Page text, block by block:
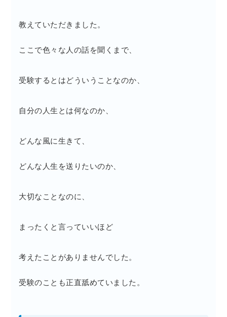
教えていただきました。
ここで色々な人の話を聞くまで、
受験するとはどういうことなのか、
自分の人生とは何なのか、
どんな風に生きて、
どんな人生を送りたいのか、
大切なことなのに、
まったくと言っていいほど
考えたことがありませんでした。
受験のことも正直舐めていました。